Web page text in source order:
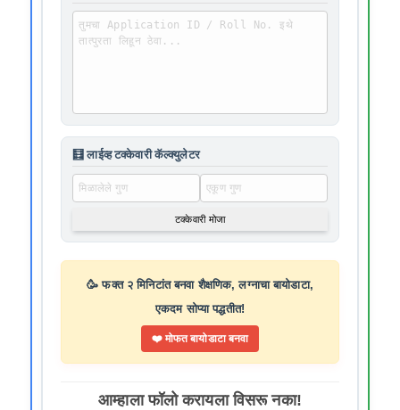
🧮 लाईव्ह टक्केवारी कॅल्क्युलेटर
टक्केवारी मोजा
🥳 फक्त २ मिनिटांत बनवा शैक्षणिक, लग्नाचा बायोडाटा,
एकदम सोप्या पद्धतीत!
❤️ मोफत बायोडाटा बनवा
आम्हाला फॉलो करायला विसरू नका!